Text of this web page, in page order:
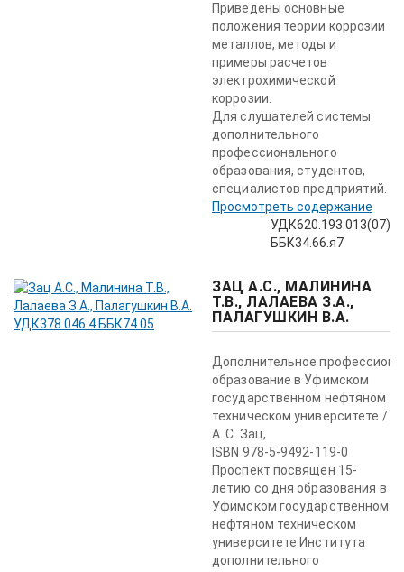
Приведены основные
положения теории коррозии
металлов, методы и
примеры расчетов
электрохимической
коррозии.
Для слушателей системы
дополнительного
профессионального
образования, студентов,
специалистов предприятий.
Просмотреть содержание
УДК620.193.013(07)
ББК34.66.я7
ЗАЦ А.С., МАЛИНИНА
Т.В., ЛАЛАЕВА З.А.,
ПАЛАГУШКИН В.А.
Дополнительное
образование в Уфимском
государственном нефтяном
техническом университете /
А. С. Зац,
ISBN 978-5-9492-119-0
Проспект посвящен 15-
летию со дня образования в
Уфимском государственном
нефтяном техническом
университете Института
дополнительного